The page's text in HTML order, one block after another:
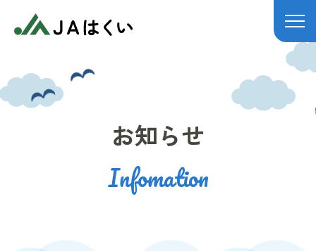
お知らせ
Infomation